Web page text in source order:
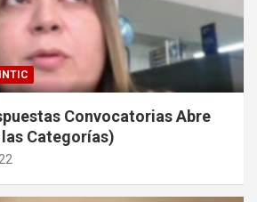
Convocatorias Abre
Categorías)